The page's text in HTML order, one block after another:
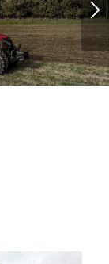
3 4 5 6